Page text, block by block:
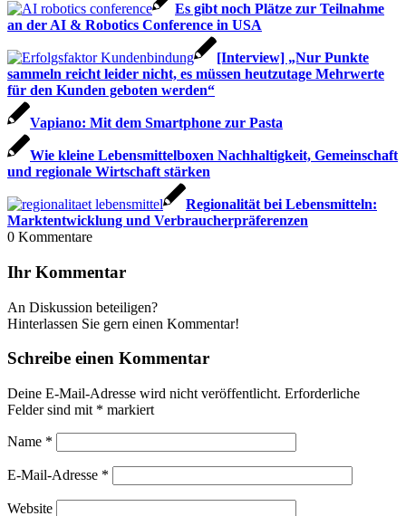
Es gibt noch Plätze zur Teilnahme
an der AI & Robotics Conference in USA
[Interview] „Nur Punkte
sammeln reicht leider nicht, es müssen heutzutage Mehrwerte
für den Kunden geboten werden“
Vapiano: Mit dem Smartphone zur Pasta
Wie kleine Lebensmittelboxen Nachhaltigkeit, Gemeinschaft
und regionale Wirtschaft stärken
Regionalität bei Lebensmitteln:
Marktentwicklung und Verbraucherpräferenzen
0 Kommentare
Ihr Kommentar
An Diskussion beteiligen?
Hinterlassen Sie gern einen Kommentar!
Schreibe einen Kommentar
Deine E-Mail-Adresse wird nicht veröffentlicht. Erforderliche
Felder sind mit * markiert
Name *
E-Mail-Adresse *
Website